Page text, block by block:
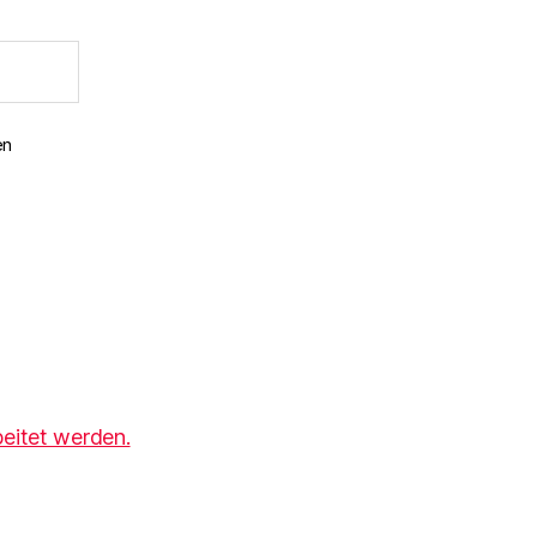
werden.